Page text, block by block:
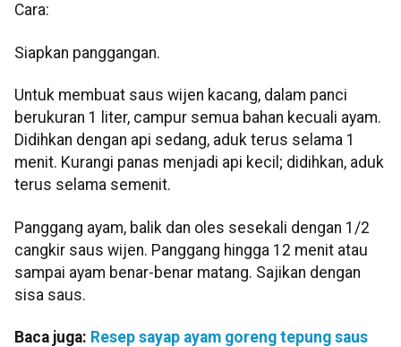
Cara:
Siapkan panggangan.
Untuk membuat saus wijen kacang, dalam panci
berukuran 1 liter, campur semua bahan kecuali ayam.
Didihkan dengan api sedang, aduk terus selama 1
menit. Kurangi panas menjadi api kecil; didihkan, aduk
terus selama semenit.
Panggang ayam, balik dan oles sesekali dengan 1/2
cangkir saus wijen. Panggang hingga 12 menit atau
sampai ayam benar-benar matang. Sajikan dengan
sisa saus.
Baca juga: Resep sayap ayam goreng tepung saus